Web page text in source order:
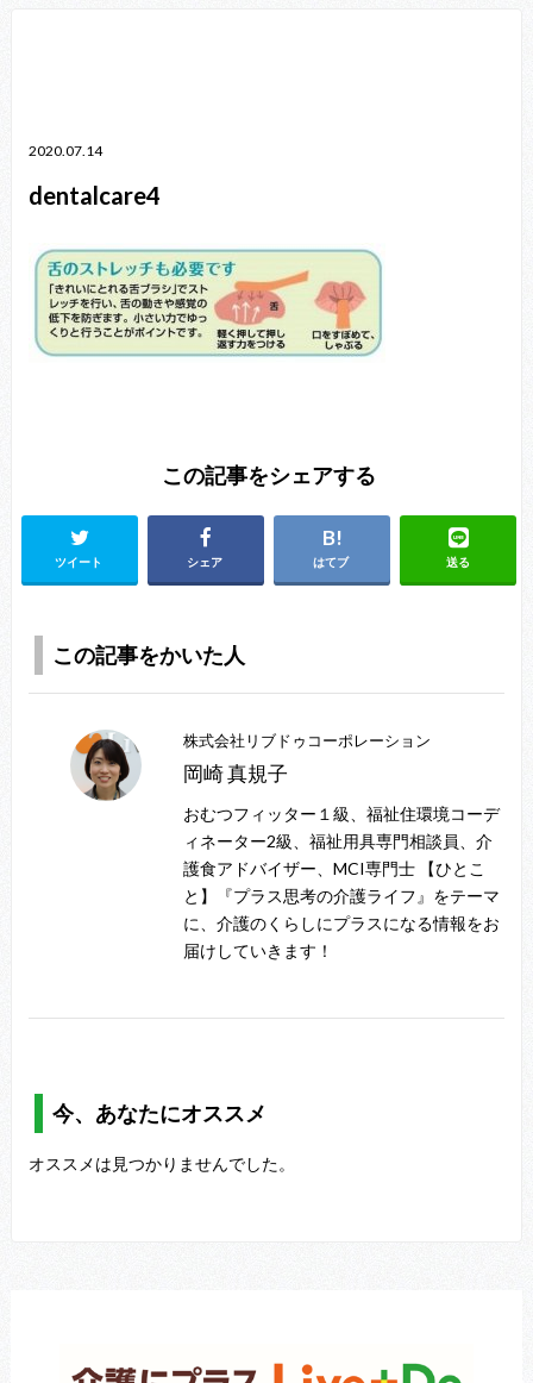
2020.07.14
dentalcare4
この記事をシェアする
ツイート シェア はてブ 送る
この記事をかいた人
株式会社リブドゥコーポレーション
岡崎 真規子
おむつフィッター１級、福祉住環境コーデ
ィネーター2級、福祉用具専門相談員、介
護食アドバイザー、MCI専門士 【ひとこ
と】『プラス思考の介護ライフ』をテーマ
に、介護のくらしにプラスになる情報をお
届けしていきます！
今、あなたにオススメ
オススメは見つかりませんでした。